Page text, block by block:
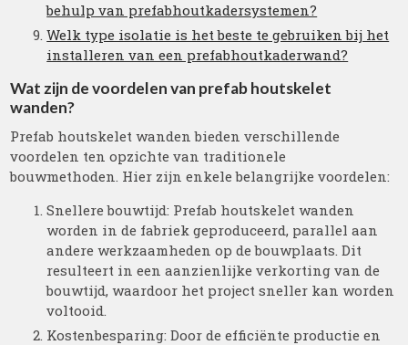
behulp van prefabhoutkadersystemen?
Welk type isolatie is het beste te gebruiken bij het
installeren van een prefabhoutkaderwand?
Wat zijn de voordelen van prefab houtskelet
wanden?
Prefab houtskelet wanden bieden verschillende
voordelen ten opzichte van traditionele
bouwmethoden. Hier zijn enkele belangrijke voordelen:
Snellere bouwtijd: Prefab houtskelet wanden
worden in de fabriek geproduceerd, parallel aan
andere werkzaamheden op de bouwplaats. Dit
resulteert in een aanzienlijke verkorting van de
bouwtijd, waardoor het project sneller kan worden
voltooid.
Kostenbesparing: Door de efficiënte productie en